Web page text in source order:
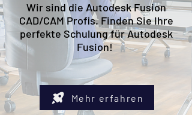
Wir sind die Autodesk Fusion
CAD/CAM Profis.Finden Sie Ihre
perfekte Schulung für Autodesk
Fusion!
Mehr erfahren